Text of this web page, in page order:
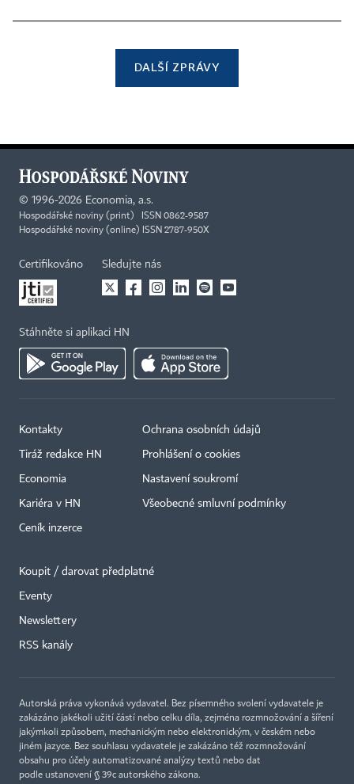
DALŠÍ ZPRÁVY
© 1996-2026 Economia, a.s.
Hospodářské noviny (print) ISSN 0862-9587
Hospodářské noviny (online) ISSN 2787-950X
Certifikováno Sledujte nás
Stáhněte si aplikaci HN
Kontakty
Tiráž redakce HN
Economia
Kariéra v HN
Ceník inzerce
Ochrana osobních údajů
Prohlášení o cookies
Nastavení soukromí
Všeobecné smluvní podmínky
Koupit / darovat předplatné
Eventy
Newslettery
RSS kanály
Autorská práva vykonává vydavatel. Bez písemného svolení vydavatele je
zakázáno jakékoli užití částí nebo celku díla, zejména rozmnožování a šíření
jakýmkoli způsobem, mechanickým nebo elektronickým, v českém nebo
jiném jazyce. Bez souhlasu vydavatele je zakázáno též rozmnožování
obsahu pro účely automatizované analýzy textů nebo dat
podle ustanovení § 39c autorského zákona.